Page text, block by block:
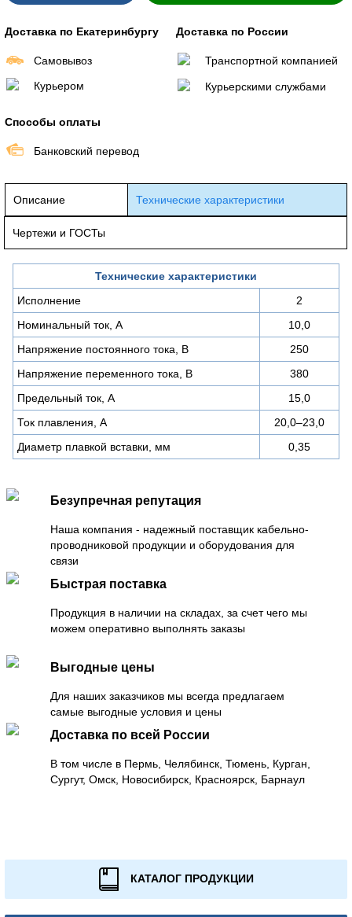
Доставка по Екатеринбургу
Самовывоз
Курьером
Доставка по России
Транспортной компанией
Курьерскими службами
Способы оплаты
Банковский перевод
Описание Технические характеристики
Чертежи и ГОСТы
Технические характеристики
Исполнение
2
Номинальный ток, А
10,0
Напряжение постоянного тока, В
250
Напряжение переменного тока, В
380
Предельный ток, А
15,0
Ток плавления, А
20,0–23,0
Диаметр плавкой вставки, мм
0,35
Безупречная репутация
Наша компания - надежный поставщик кабельно-
проводниковой продукции и оборудования для
связи
Быстрая поставка
Продукция в наличии на складах, за счет чего мы
можем оперативно выполнять заказы
Выгодные цены
Для наших заказчиков мы всегда предлагаем
самые выгодные условия и цены
Доставка по всей России
В том числе в Пермь, Челябинск, Тюмень, Курган,
Сургут, Омск, Новосибирск, Красноярск, Барнаул
КАТАЛОГ ПРОДУКЦИИ